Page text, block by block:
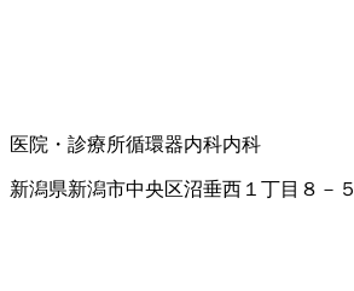
医院・診療所循環器内科内科
新潟県新潟市中央区沼垂西１丁目８－５